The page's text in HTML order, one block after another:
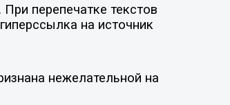
перепечатке текстов
на источник
нежелательной на